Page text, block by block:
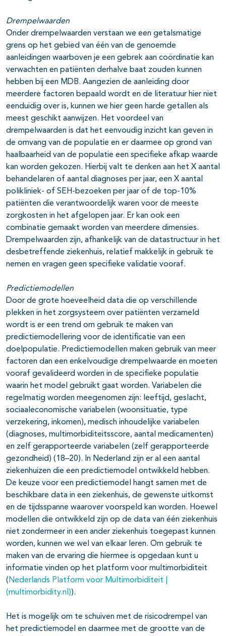
Drempelwaarden
Onder drempelwaarden verstaan we een getalsmatige
grens op het gebied van één van de genoemde
aanleidingen waarboven je een gebrek aan coördinatie kan
verwachten en patiënten derhalve baat zouden kunnen
hebben bij een MDB. Aangezien de aanleiding door
meerdere factoren bepaald wordt en de literatuur hier niet
eenduidig over is, kunnen we hier geen harde getallen als
meest geschikt aanwijzen. Het voordeel van
drempelwaarden is dat het eenvoudig inzicht kan geven in
de omvang van de populatie en er daarmee op grond van
haalbaarheid van de populatie een specifieke afkap waarde
kan worden gekozen. Hierbij valt te denken aan het X aantal
behandelaren of aantal diagnoses per jaar, een X aantal
polikliniek- of SEH-bezoeken per jaar of de top-10%
patiënten die verantwoordelijk waren voor de meeste
zorgkosten in het afgelopen jaar. Er kan ook een
combinatie gemaakt worden van meerdere dimensies.
Drempelwaarden zijn, afhankelijk van de datastructuur in het
desbetreffende ziekenhuis, relatief makkelijk in gebruik te
nemen en vragen geen specifieke validatie vooraf.
Predictiemodellen
Door de grote hoeveelheid data die op verschillende
plekken in het zorgsysteem over patiënten verzameld
wordt is er een trend om gebruik te maken van
predictiemodellering voor de identificatie van een
doelpopulatie. Predictiemodellen maken gebruik van meer
factoren dan een enkelvoudige drempelwaarde en moeten
vooraf gevalideerd worden in de specifieke populatie
waarin het model gebruikt gaat worden. Variabelen die
regelmatig worden meegenomen zijn: leeftijd, geslacht,
sociaaleconomische variabelen (woonsituatie, type
verzekering, inkomen), medisch inhoudelijke variabelen
(diagnoses, multimorbiditeitsscore, aantal medicamenten)
en zelf gerapporteerde variabelen (zelf gerapporteerde
gezondheid) (18–20). In Nederland zijn er al een aantal
ziekenhuizen die een predictiemodel ontwikkeld hebben.
De keuze voor een predictiemodel hangt samen met de
beschikbare data in een ziekenhuis, de gewenste uitkomst
en de tijdsspanne waarover voorspeld kan worden. Hoewel
modellen die ontwikkeld zijn op de data van één ziekenhuis
niet zondermeer in een ander ziekenhuis toegepast kunnen
worden, kunnen we wel van elkaar leren. Om gebruik te
maken van de ervaring die hiermee is opgedaan kunt u
informatie vinden op het platform voor multimorbiditeit
( Nederlands Platform voor Multimorbiditeit |
(multimorbidity.nl)).
Het is mogelijk om te schuiven met de risicodrempel van
het predictiemodel en daarmee met de grootte van de